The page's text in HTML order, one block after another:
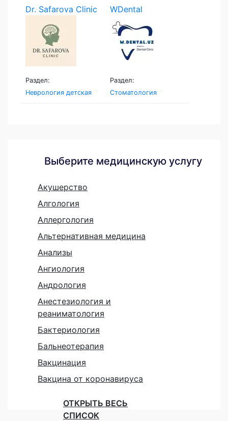
Dr. Safarova Clinic
Раздел:
Неврология детская
WDental
Раздел:
Стоматология
Выберите медицинскую услугу
Акушерство
Алгология
Аллергология
Альтернативная медицина
Анализы
Ангиология
Андрология
Анестезиология и
реаниматология
Бактериология
Бальнеотерапия
Вакцинация
Вакцина от коронавируса
ОТКРЫТЬ ВЕСЬ
СПИСОК